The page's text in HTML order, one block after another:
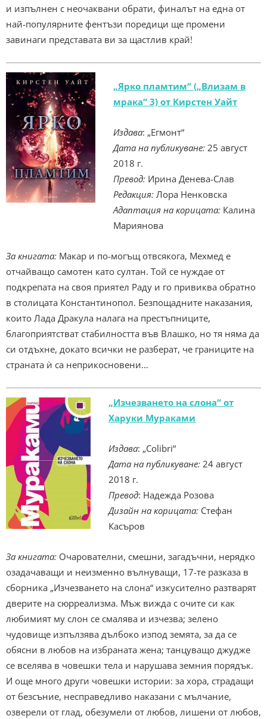
и изпълнен с неочаквани обрати, финалът на една от
най-популярните фентъзи поредици ще промени
завинаги представата ви за щастлив край!
„Ярко пламтим“ („Влизам в
мрака“ 3) от Кирстен Уайт
Издава: „Егмонт“
Дата на публикуване: 25 август
2018 г.
Превод: Ирина Денева-Слав
Редакция: Лора Ненковска
Адаптация на корицата: Калина
Мариянова
За книгата: Макар и по-могъщ отвсякога, Мехмед е
отчайващо самотен като султан. Той се нуждае от
подкрепата на своя приятел Раду и го привиква обратно
в столицата Константинопол. Безпощадните наказания,
които Лада Дракула налага на престъпниците,
благоприятстват стабилността във Влашко, но тя няма да
си отдъхне, докато всички не разберат, че границите на
страната ѝ са неприкосновени…
„Изчезването на слона“ от
Харуки Мураками
Издава: „Colibri“
Дата на публикуване: 24 август
2018 г.
Превод: Надежда Розова
Дизайн на корицата: Стефан
Касъров
За книгата: Очарователни, смешни, загадъчни, нерядко
озадачаващи и неизменно вълнуващи, 17-те разказа в
сборника „Изчезването на слона“ изкусително разтварят
дверите на сюрреализма. Мъж вижда с очите си как
любимият му слон се смалява и изчезва; зелено
чудовище изпълзява дълбоко изпод земята, за да се
обясни в любов на избраната жена; танцуващо джудже
се вселява в човешки тела и нарушава земния порядък.
И още много други човешки истории: за хора, страдащи
от безсъние, несправедливо наказани с мълчание,
озверели от глад, обезумели от любов, лишени от любов,